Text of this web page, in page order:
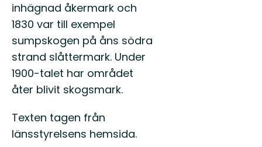
inhägnad åkermark och
1830 var till exempel
sumpskogen på åns södra
strand slåttermark. Under
1900-talet har området
åter blivit skogsmark.
Texten tagen från
länsstyrelsens hemsida.